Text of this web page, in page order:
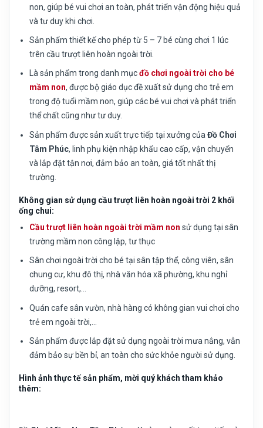
non, giúp bé vui chơi an toàn, phát triển vận động hiệu quả
và tư duy khi chơi.
Sản phẩm thiết kế cho phép từ 5 – 7 bé cùng chơi 1 lúc
trên cầu trượt liên hoàn ngoài trời.
Là sản phẩm trong danh mụcđồ chơi ngoài trời cho bé
mầm non, được bộ giáo dục đề xuất sử dụng cho trẻ em
trong độ tuổi mầm non, giúp các bé vui chơi và phát triển
thể chất cũng như tư duy.
Sản phẩm được sản xuất trực tiếp tại xưởng củaĐồ Chơi
Tâm Phúc, linh phụ kiện nhập khẩu cao cấp, vận chuyển
và lắp đặt tận nơi, đảm bảo an toàn, giá tốt nhất thị
trường.
Không gian sử dụng cầu trượt liên hoàn ngoài trời 2 khối
ống chui:
Cầu trượt liên hoàn ngoài trời mầm non sử dụng tại sân
trường mầm non công lập, tư thục
Sân chơi ngoài trời cho bé tại sân tập thể, công viên, sân
chung cư, khu đô thị, nhà văn hóa xã phường, khu nghỉ
dưỡng, resort,…
Quán cafe sân vườn, nhà hàng có không gian vui chơi cho
trẻ em ngoài trời,…
Sản phẩm được lắp đặt sử dụng ngoài trời mưa nắng, vẫn
đảm bảo sự bền bỉ, an toàn cho sức khỏe người sử dụng.
Hình ảnh thực tế sản phẩm, mời quý khách tham khảo
thêm: